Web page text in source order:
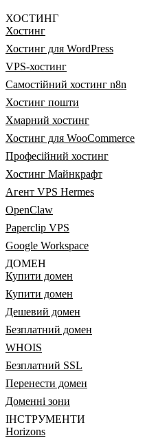
ХОСТИНГ
Хостинг
Хостинг для WordPress
VPS-хостинг
Самостійний хостинг n8n
Хостинг пошти
Хмарний хостинг
Хостинг для WooCommerce
Професійний хостинг
Хостинг Майнкрафт
Агент VPS Hermes
OpenClaw
Paperclip VPS
Google Workspace
ДОМЕН
Купити домен
Купити домен
Дешевий домен
Безплатний домен
WHOIS
Безплатний SSL
Перенести домен
Доменні зони
ІНСТРУМЕНТИ
Horizons